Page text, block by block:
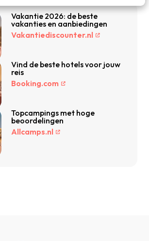
Vakantie 2026: de beste
vakanties en aanbiedingen
Vakantiediscounter.nl
Vind de beste hotels voor jouw
reis
Booking.com
Topcampings met hoge
beoordelingen
Allcamps.nl